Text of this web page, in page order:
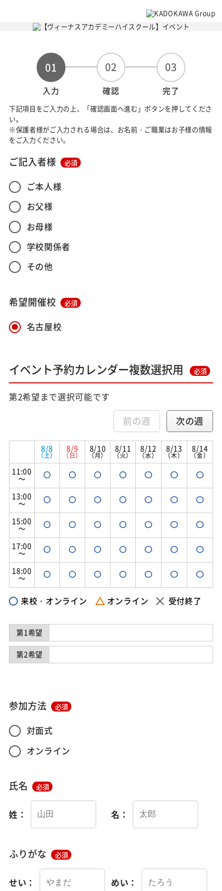
01
入力
02
確認
03
完了
下記項目をご入力の上、「確認画面へ進む」ボタンを押してくださ
い。
※保護者様がご入力される場合は、お名前・ご職業はお子様の情報
をご入力ください。
ご記入者様 必須
ご本人様
お父様
お母様
学校関係者
その他
希望開催校 必須
名古屋校
イベント予約カレンダー複数選択用 必須
第2希望まで選択可能です
前の週 次の週
8/8
（土）
8/9
（日）
8/10
（月）
8/11
（火）
8/12
（水）
8/13
（木）
8/14
（金）
11:00
～
13:00
～
15:00
～
17:00
～
18:00
～
来校・オンライン オンライン 受付終了
第1希望
第2希望
参加方法 必須
対面式
オンライン
氏名 必須
姓： 名：
ふりがな 必須
せい： めい：